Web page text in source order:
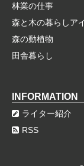
林業の仕事
森と木の暮らしア
森の動植物
田舎暮らし
INFORMATION
ライター紹介
RSS